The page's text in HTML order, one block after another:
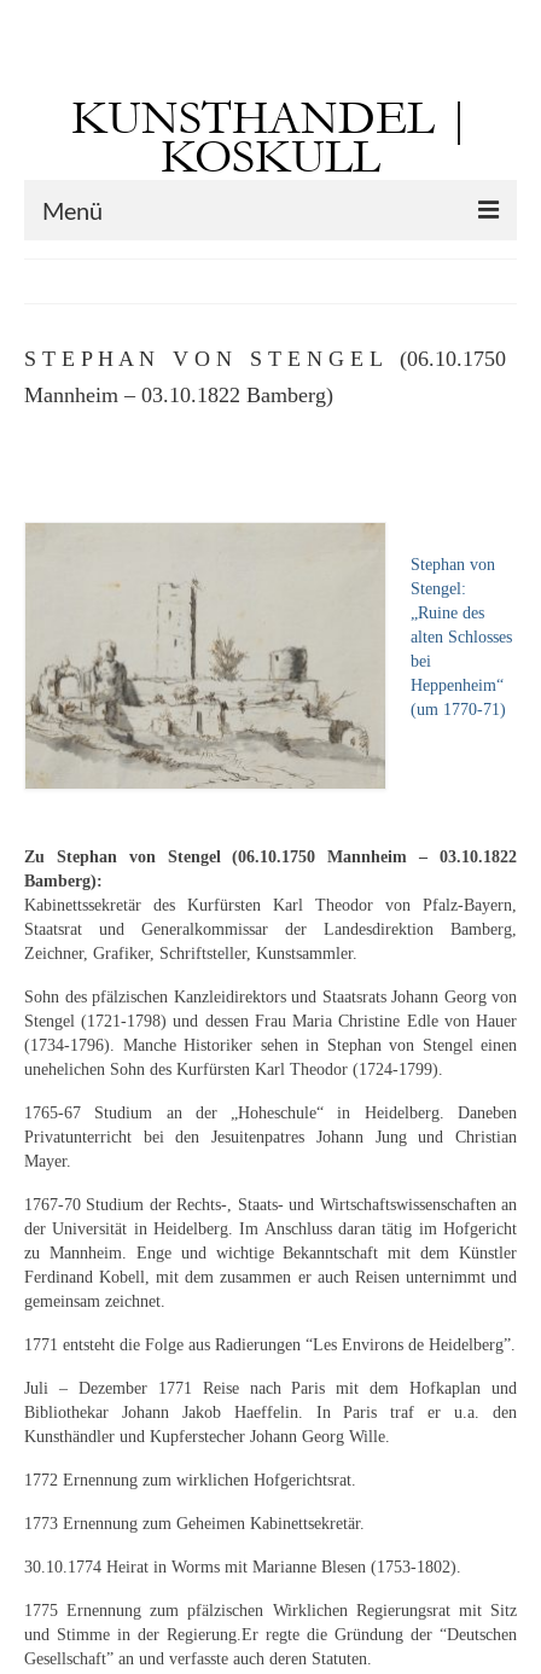
KUNSTHANDEL |
KOSKULL
Menü
George Paice
Johann Georg Strobel
Ludwig Martin Wilberg
Weitere Künstler nach 1945
Kunst 1900-1945
Walter Becker
Ernst Geitlinger
Erich Hartmann
Wilhelm von Hillern-Flinsch
Karl Otto Hy
Paul Segieth
Weitere Künstler 1900-1945
Kunst nach 1945
Helmut Diekmann
Hermann Dieste
August Lange-Brock
Ludwig (Luis) Neu
Ferdinand Springer
Curt Wittenbecher
S T E P H A N V O N S T E N G E L (06.10.1750
Mannheim – 03.10.1822 Bamberg)
Stephan von
Stengel:
„Ruine des
alten Schlosses
bei
Heppenheim“
(um 1770-71)
Zu Stephan von Stengel (06.10.1750 Mannheim – 03.10.1822
Bamberg):
Kabinettssekretär des Kurfürsten Karl Theodor von Pfalz-Bayern,
Staatsrat und Generalkommissar der Landesdirektion Bamberg,
Zeichner, Grafiker, Schriftsteller, Kunstsammler.
Sohn des pfälzischen Kanzleidirektors und Staatsrats Johann Georg von
Stengel (1721-1798) und dessen Frau Maria Christine Edle von Hauer
(1734-1796). Manche Historiker sehen in Stephan von Stengel einen
unehelichen Sohn des Kurfürsten Karl Theodor (1724-1799).
1765-67 Studium an der „Hoheschule“ in Heidelberg. Daneben
Privatunterricht bei den Jesuitenpatres Johann Jung und Christian
Mayer.
1767-70 Studium der Rechts-, Staats- und Wirtschaftswissenschaften an
der Universität in Heidelberg. Im Anschluss daran tätig im Hofgericht
zu Mannheim. Enge und wichtige Bekanntschaft mit dem Künstler
Ferdinand Kobell, mit dem zusammen er auch Reisen unternimmt und
gemeinsam zeichnet.
1771 entsteht die Folge aus Radierungen “Les Environs de Heidelberg”.
Juli – Dezember 1771 Reise nach Paris mit dem Hofkaplan und
Bibliothekar Johann Jakob Haeffelin. In Paris traf er u.a. den
Kunsthändler und Kupferstecher Johann Georg Wille.
1772 Ernennung zum wirklichen Hofgerichtsrat.
1773 Ernennung zum Geheimen Kabinettsekretär.
30.10.1774 Heirat in Worms mit Marianne Blesen (1753-1802).
1775 Ernennung zum pfälzischen Wirklichen Regierungsrat mit Sitz
und Stimme in der Regierung.Er regte die Gründung der “Deutschen
Gesellschaft” an und verfasste auch deren Statuten.